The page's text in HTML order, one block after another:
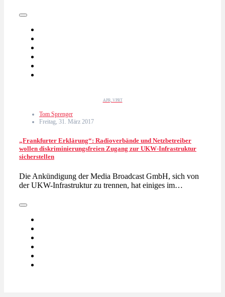
APR, VPRT
Tom Sprenger
Freitag, 31. März 2017
„Frankfurter Erklärung“: Radioverbände und Netzbetreiber
wollen diskriminierungsfreien Zugang zur UKW-Infrastruktur
sicherstellen
Die Ankündigung der Media Broadcast GmbH, sich von
der UKW-Infrastruktur zu trennen, hat einiges im…